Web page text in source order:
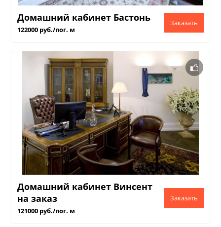
Домашний кабинет Бастонь
122000 руб./пог. м
Домашний кабинет Винсент
на заказ
121000 руб./пог. м